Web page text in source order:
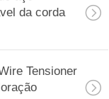
da corda
Tensioner